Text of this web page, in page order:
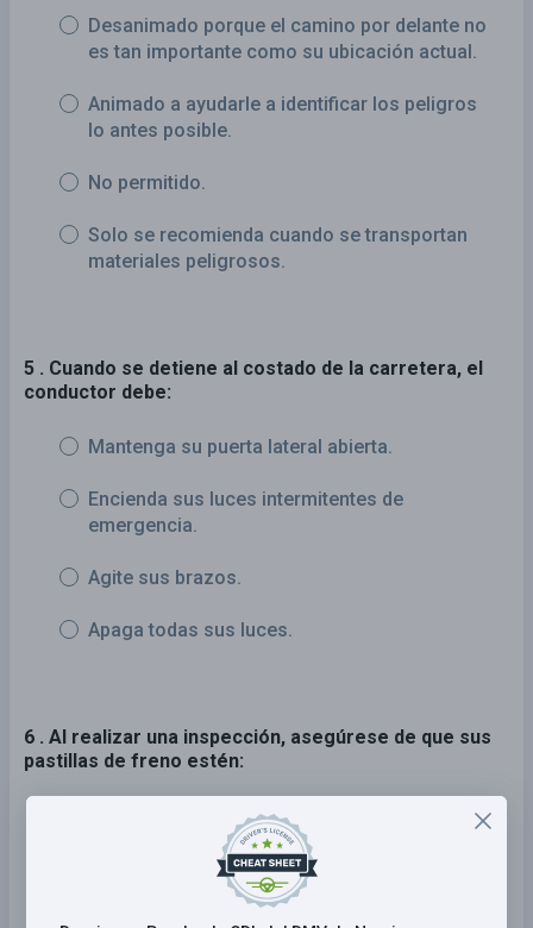
Desanimado porque el camino por delante no
es tan importante como su ubicación actual.
Animado a ayudarle a identificar los peligros
lo antes posible.
No permitido.
Solo se recomienda cuando se transportan
materiales peligrosos.
5 . Cuando se detiene al costado de la carretera, el
conductor debe:
Mantenga su puerta lateral abierta.
Encienda sus luces intermitentes de
emergencia.
Agite sus brazos.
Apaga todas sus luces.
6 . Al realizar una inspección, asegúrese de que sus
pastillas de freno estén:
Cubierto de grasa.
Cubierto de refrigerante.